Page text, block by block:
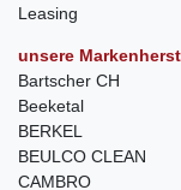
Leasing
unsere
Bartscher CH
Beeketal
BERKEL
BEULCO CLEAN
CAMBRO